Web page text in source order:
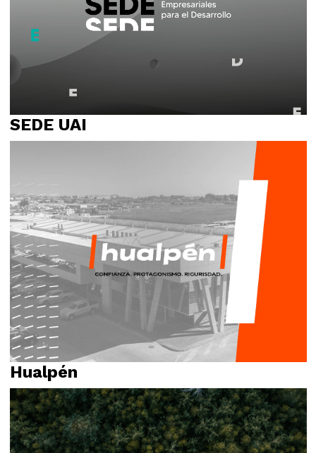
Identidad visual
Naming
Propósito
Relato
SEDE UAI
Identidad visual
Logotipo
Propósito
Hualpén